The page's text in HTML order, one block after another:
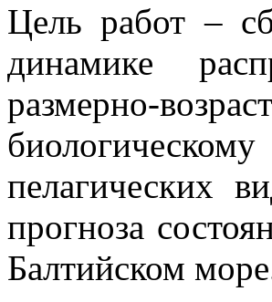
Цель работ –
динамике
размерно-
пелагических
прогноза
Балтийском